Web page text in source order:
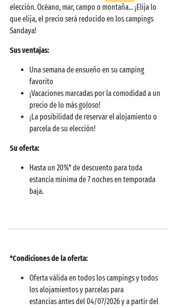
elección. Océano, mar, campo o montaña... ¡Elija lo
que elija, el precio será reducido en los campings
Sandaya!
Sus ventajas:
Una semana de ensueño en su camping
favorito
¡Vacaciones marcadas por la comodidad a un
precio de lo más goloso!
¡La posibilidad de reservar el alojamiento o
parcela de su elección!
Su oferta:
Hasta un 20%* de descuento para toda
estancia mínima de 7 noches en temporada
baja.
*Condiciones de la oferta:
Oferta válida en todos los campings y todos
los alojamientos y parcelas para
estancias antes del 04/07/2026 y a partir del